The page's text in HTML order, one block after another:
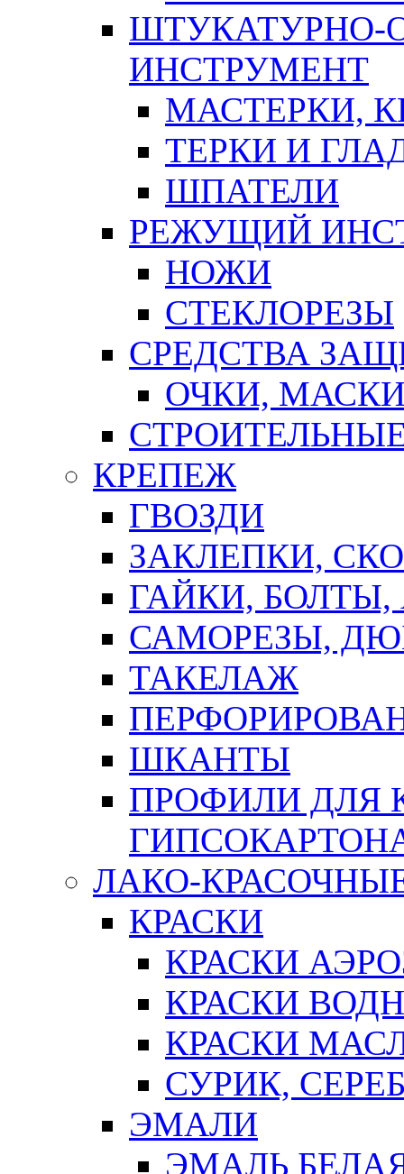
ШТУКАТУРНО-
ИНСТРУМЕНТ
МАСТЕРКИ,
ТЕРКИ И
ШПАТЕЛИ
РЕЖУЩИЙ
НОЖИ
СТЕКЛОРЕЗЫ
СРЕДСТВА
ОЧКИ,
КРЕПЕЖ
ГВОЗДИ
ЗАКЛЕПКИ,
ГАЙКИ,
САМОРЕЗЫ,
ТАКЕЛАЖ
ШКАНТЫ
ПРОФИЛИ ДЛЯ
ЛАКО-
КРАСКИ
КРАСКИ
КРАСКИ
КРАСКИ
СУРИК,
ЭМАЛИ
ЭМАЛЬ